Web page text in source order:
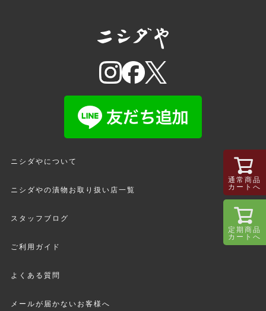
通常商品
カートへ
定期商品
カートへ
ニシダやについて
ニシダやの漬物お取り扱い店一覧
スタッフブログ
ご利用ガイド
よくある質問
メールが届かないお客様へ